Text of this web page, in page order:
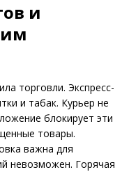
и
торговли. Экспресс-
и табак. Курьер не
блокирует эти
товары.
важна для
невозможен. Горячая